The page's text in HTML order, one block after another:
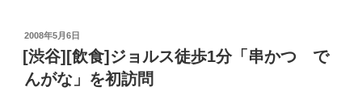
投
稿
日:
2008年5月6日
[渋谷][飲食]ジョルス徒歩1分「串かつ で
んがな」を初訪問